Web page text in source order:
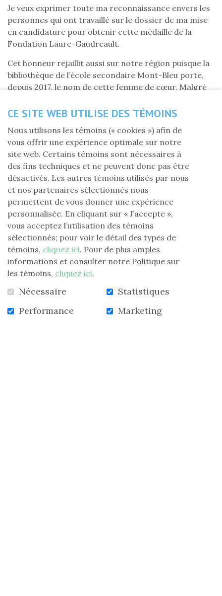
Je veux exprimer toute ma reconnaissance envers les
personnes qui ont travaillé sur le dossier de ma mise
en candidature pour obtenir cette médaille de la
Fondation Laure-Gaudreault.
Cet honneur rejaillit aussi sur notre région puisque la
bibliothèque de l’école secondaire Mont-Bleu porte,
depuis 2017, le nom de cette femme de cœur. Malgré
restée bien droite et fière, comme celle qui la protège
Merci à Rose Cousineau ainsi qu’à Nicole Tremblay.
Merci au comité provincial de sélection.
Merci au conseil national d’avoir donné du temps pour
cet événement.
Nous devons tous mettre des efforts pour que la
Fondation Laure-Gaudreault puisse continuer son
œuvre auprès des jeunes et des aînés défavorisés.
Gisèle Renaud-Bisson, secteur 07
CE SITE WEB UTILISE DES TÉMOINS
Nous utilisons les témoins (« cookies ») afin de
vous offrir une expérience optimale sur notre
site web. Certains témoins sont nécessaires à
des fins techniques et ne peuvent donc pas être
désactivés. Les autres témoins utilisés par nous
et nos partenaires sélectionnés nous
permettent de vous donner une expérience
personnalisée. En cliquant sur « J’accepte »,
vous acceptez l’utilisation des témoins
sélectionnés; pour voir le détail des types de
témoins, cliquez ici. Pour de plus amples
informations et consulter notre Politique sur
les témoins, cliquez ici.
Nécessaire
Statistiques
Performance
Marketing